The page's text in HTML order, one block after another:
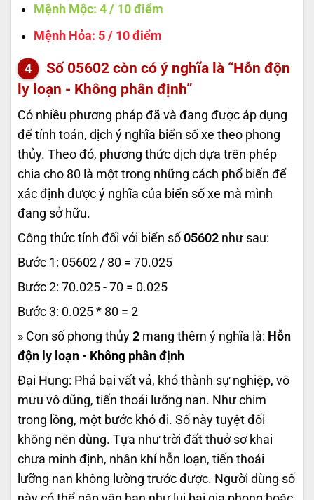
Mệnh Mộc: 4 / 10 điểm
Mệnh Hỏa: 5 / 10 điểm
Số 05602 còn có ý nghĩa là “Hỗn độn
ly loạn - Không phân định”
Có nhiều phương pháp đã và đang được áp dụng
để tính toán, dịch ý nghĩa biển số xe theo phong
thủy. Theo đó, phương thức dịch dựa trên phép
chia cho 80 là một trong những cách phổ biến để
xác định được ý nghĩa của biển số xe mà mình
đang sở hữu.
Công thức tính đối với biển số 05602 như sau:
Bước 1: 05602 / 80 = 70.025
Bước 2: 70.025 - 70 = 0.025
Bước 3: 0.025 * 80 = 2
» Con số phong thủy 2 mang thêm ý nghĩa là: Hỗn
độn ly loạn - Không phân định
Đại Hung: Phá bại vất vả, khó thành sự nghiệp, vô
mưu vô dũng, tiến thoái lưỡng nan. Như chim
trong lồng, một bước khó đi. Số này tuyệt đối
không nên dùng. Tựa như trời đất thuở sơ khai
chưa minh định, nhân khí hỗn loạn, tiến thoái
lưỡng nan không lường trước được. Người dùng số